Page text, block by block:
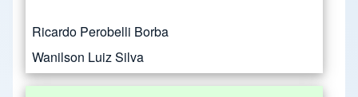
Ricardo Perobelli Borba
Wanilson Luiz Silva